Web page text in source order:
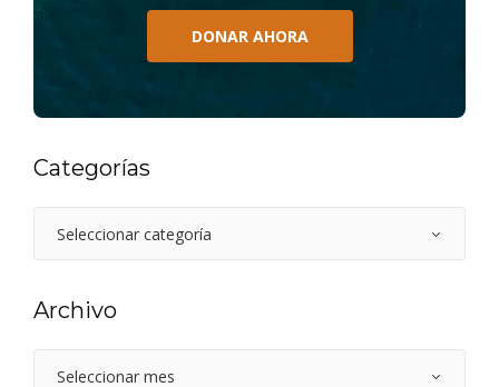
DONAR AHORA
Categorías
Archivo